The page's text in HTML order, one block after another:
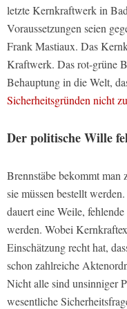
letzte Kernkraftwerk in
Voraussetzungen seien
Frank Mastiaux. Das
Kraftwerk. Das rot-grüne
Behauptung in die Welt,
Sicherheitsgründen nicht
Der politische Wille
Brennstäbe bekommt
sie müssen bestellt
dauert eine Weile,
werden. Wobei
Einschätzung recht hat,
schon zahlreiche
Nicht alle sind unsinniger
wesentliche